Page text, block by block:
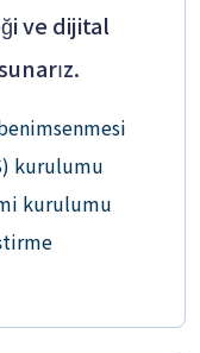
ve dijital
kurulumu
kurulumu